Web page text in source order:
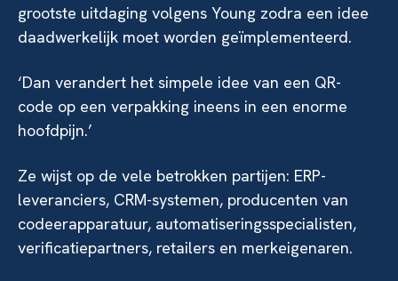
grootste uitdaging volgens Young zodra een idee
daadwerkelijk moet worden geïmplementeerd.
‘Dan verandert het simpele idee van een QR-
code op een verpakking ineens in een enorme
hoofdpijn.’
Ze wijst op de vele betrokken partijen: ERP-
leveranciers, CRM-systemen, producenten van
codeerapparatuur, automatiseringsspecialisten,
verificatiepartners, retailers en merkeigenaren.